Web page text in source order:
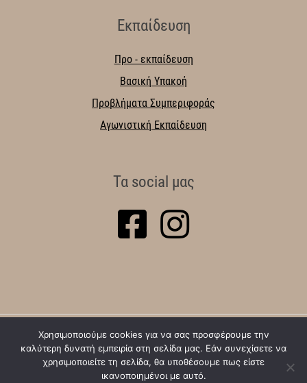
Εκπαίδευση
Προ - εκπαίδευση
Βασική Υπακοή
Προβλήματα Συμπεριφοράς
Αγωνιστική Εκπαίδευση
Τα social μας
Πολιτική Απορρήτου Πολιτική Cookies
Χρησιμοποιούμε cookies για να σας προσφέρουμε την
καλύτερη δυνατή εμπειρία στη σελίδα μας. Εάν συνεχίσετε να
χρησιμοποιείτε τη σελίδα, θα υποθέσουμε πως είστε
ικανοποιημένοι με αυτό.